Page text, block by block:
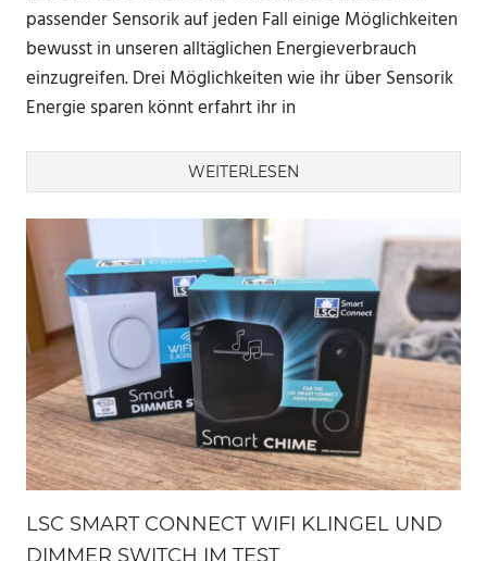
passender Sensorik auf jeden Fall einige Möglichkeiten
bewusst in unseren alltäglichen Energieverbrauch
einzugreifen. Drei Möglichkeiten wie ihr über Sensorik
Energie sparen könnt erfahrt ihr in
WEITERLESEN
LSC SMART CONNECT WIFI KLINGEL UND
DIMMER SWITCH IM TEST